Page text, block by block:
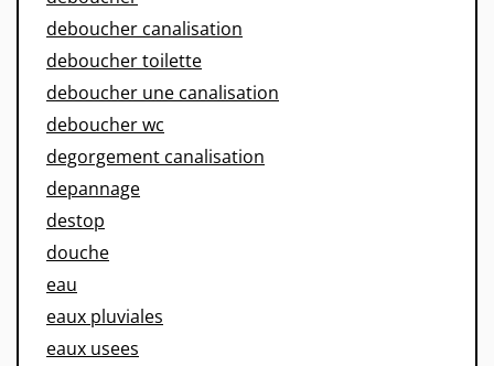
deboucher canalisation
deboucher toilette
deboucher une canalisation
deboucher wc
degorgement canalisation
depannage
destop
douche
eau
eaux pluviales
eaux usees